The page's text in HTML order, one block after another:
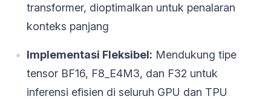
transformer, dioptimalkan untuk penalaran
konteks panjang
Implementasi Fleksibel: Mendukung tipe
tensor BF16, F8_E4M3, dan F32 untuk
inferensi efisien di seluruh GPU dan TPU